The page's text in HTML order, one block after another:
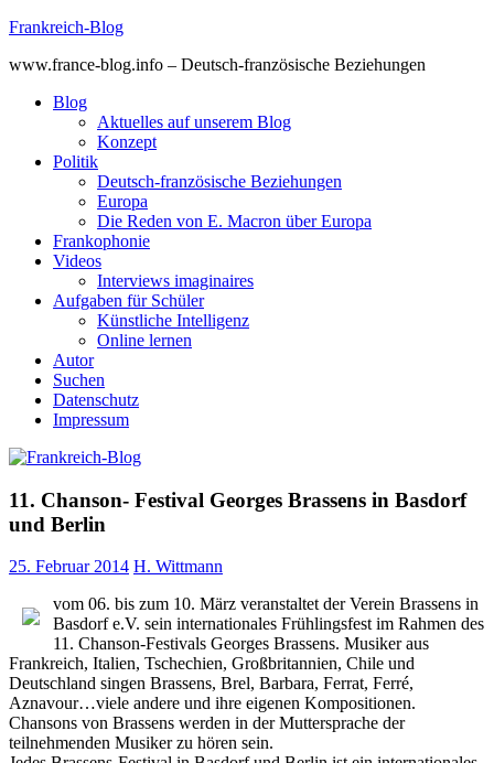
Skip
content
Frankreich-Blog
www.france-blog.info – Deutsch-französische Beziehungen
Blog
Aktuelles auf unserem Blog
Konzept
Politik
Deutsch-französische Beziehungen
Europa
Die Reden von E. Macron über Europa
Frankophonie
Videos
Interviews imaginaires
Aufgaben für Schüler
Künstliche Intelligenz
Online lernen
Autor
Suchen
Datenschutz
Impressum
11. Chanson- Festival Georges Brassens in Basdorf
und Berlin
25. Februar 2014 H. Wittmann
vom 06. bis zum 10. März veranstaltet der Verein Brassens in
Basdorf e.V. sein internationales Frühlingsfest im Rahmen des
11. Chanson-Festivals Georges Brassens. Musiker aus
Frankreich, Italien, Tschechien, Großbritannien, Chile und
Deutschland singen Brassens, Brel, Barbara, Ferrat, Ferré,
Aznavour…viele andere und ihre eigenen Kompositionen.
Chansons von Brassens werden in der Muttersprache der
teilnehmenden Musiker zu hören sein.